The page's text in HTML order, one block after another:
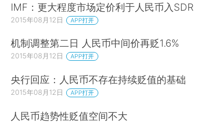
IMF：更大程度市场定价利于人民币入SDR
2015年08月12日 APP打开
机制调整第二日 人民币中间价再贬1.6%
2015年08月12日 APP打开
央行回应：人民币不存在持续贬值的基础
2015年08月12日 APP打开
人民币趋势性贬值空间不大